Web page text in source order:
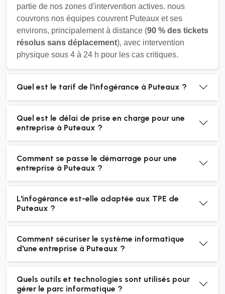
partie de nos zones d'intervention actives. nous
couvrons nos équipes couvrent Puteaux et ses
environs, principalement à distance (90 % des tickets
résolus sans déplacement), avec intervention
physique sous 4 à 24 h pour les cas critiques.
Quel est le tarif de l'infogérance à Puteaux ?
Quel est le délai de prise en charge pour une
entreprise à Puteaux ?
Comment se passe le démarrage pour une
entreprise à Puteaux ?
L'infogérance est-elle adaptée aux TPE de
Puteaux ?
Comment sécuriser le système informatique
d'une entreprise à Puteaux ?
Quels outils et technologies sont utilisés pour
gérer le parc informatique ?